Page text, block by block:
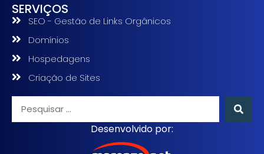
SERVIÇOS
SEO - Gestão de Links Orgânicos
Domínios
Hospedagens
Criação de Sites
Desenvolvido por: